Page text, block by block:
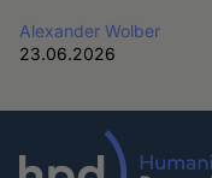
Alexander Wolber
23.06.2026